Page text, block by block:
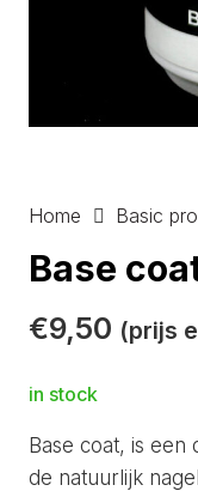
Home Basic
Base
€9,50 (prijs
in stock
Base coat, is een
de natuurlijk